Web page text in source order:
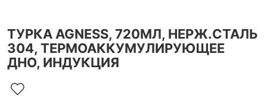
ТУРКА AGNESS, 720МЛ, НЕРЖ.СТАЛЬ
304, ТЕРМОАККУМУЛИРУЮЩЕЕ
ДНО, ИНДУКЦИЯ